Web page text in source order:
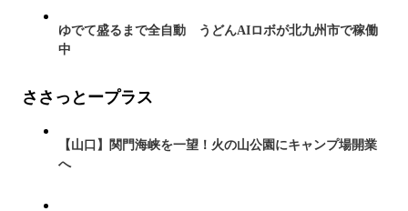
ゆでて盛るまで全自動 うどんAIロボが北九州市で稼働
中
ささっとープラス
【山口】関門海峡を一望！火の山公園にキャンプ場開業
へ